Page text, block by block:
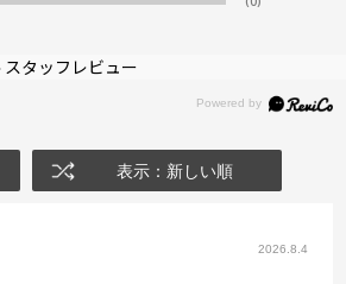
スタッフレビュー
表示：新しい順
2026.8.4